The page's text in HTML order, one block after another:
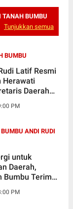
TANAH BUMBU
Tunjukkan semua
BUMBU
Latif Resmi
Herawati
Daerah
PM
ANDI RUDI
untuk
Daerah,
Bumbu Terima
PM